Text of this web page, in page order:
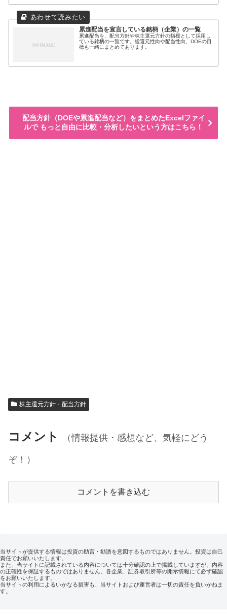
累進配当を宣言している銘柄（企業）の一覧
累進配当を、配当方針や株主還元方針の指標として採用し
ている銘柄の一覧です。総還元性向や配当性向、DOEの目
標も一緒にまとめてあります。
配当方針（DOEや累進配当など）をまとめたExcelファイ
ルで もっと自由に比較・分析したいという方はこちら！
株主還元方針・配当方針
コメント
（情報提供・感想など、気軽にどう
ぞ！）
コメントを書き込む
当サイトが提供する情報は投資の助言・勧誘を意図するものではありません。投資は自己
責任でお願いいたします。
また、当サイトに記載されている内容については十分確認の上で掲載していますが、内容
の正確性を保証するものではありません。各企業、証券取引所等の開示情報にて必ず確認
をお願いいたします。
当サイトの利用によるいかなる損害も、当サイトおよび運営者は一切の責任を負いかねま
す。